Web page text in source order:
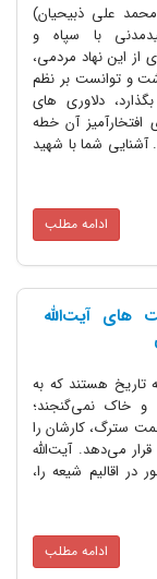
علی ذبیحیان)
با سپاه و
این نهاد مردمی،
و توانست بر نظم
دلاوری های
آن خطه
شما با شهید
ادامه مطلب
های آیت‌الله‌
هستند که‌ به‌
نمی‌گنجند؛
سترگ، کارشان‌ را
می‌دهد. آیت‌الله‌
شیعه‌ را،
ادامه مطلب